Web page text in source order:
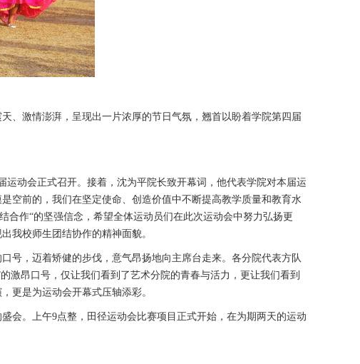
、激情澎湃，呈现出一片浓厚的节日气氛，翘首以盼着学院第四届
动会正式召开。接着，沈为平院长致开幕词，他代表学院对本届运
空前的，我们在坚定使命、创造价值中不断提高教学质量和教育水
作“的坚强信念，希望全体运动员们在此次运动会中努力弘扬更
我校师生团结协作的精神面貌。
号，迈着矫健的步伐，意气昂扬地向主席台走来。各分院代表方队
激昂口号，仅让我们看到了艺术分院的青春与活力，更让我们看到
更是为运动会开幕式压轴添彩。
会。上午9点整，田径运动会比赛项目正式开始，在为期两天的运动